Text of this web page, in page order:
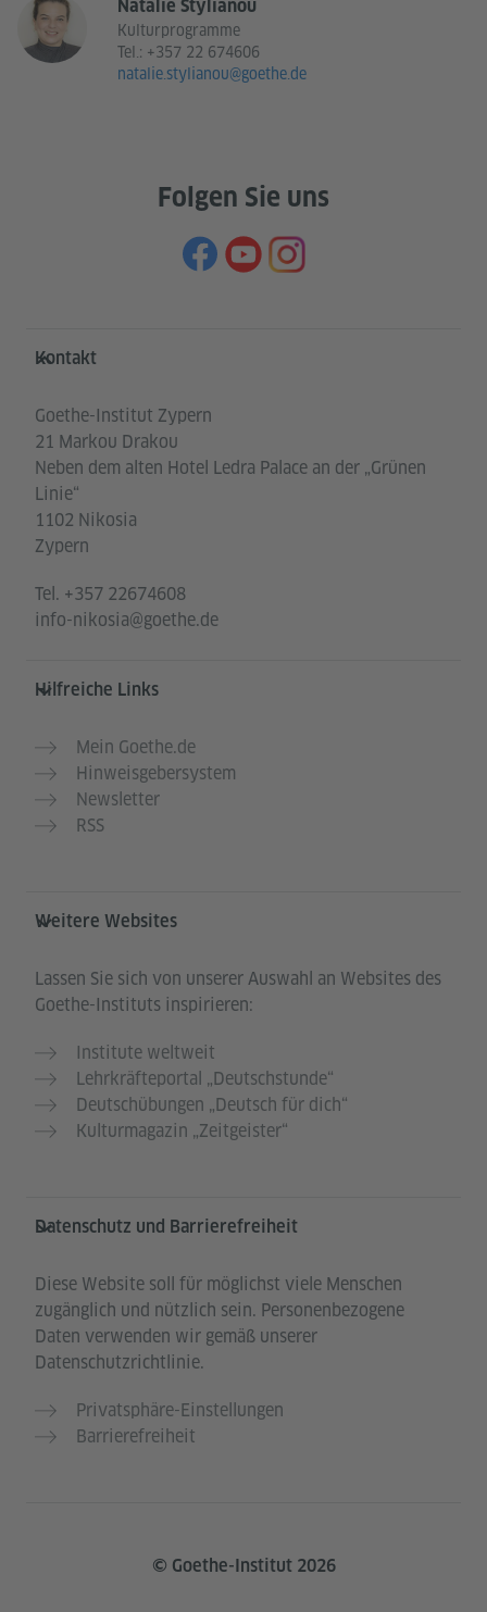
Natalie Stylianou
Kulturprogramme
Tel.: +357 22 674606
natalie.stylianou@goethe.de
Folgen Sie uns
Service- und Informationsbereich
Kontakt
Goethe-Institut Zypern
21 Markou Drakou
Neben dem alten Hotel Ledra Palace an der „Grünen
Linie“
1102 Nikosia
Zypern
Tel. +357 22674608
info-nikosia@goethe.de
Hilfreiche Links
Mein Goethe.de
Hinweisgebersystem
Newsletter
RSS
Weitere Websites
Lassen Sie sich von unserer Auswahl an Websites des
Goethe-Instituts inspirieren:
Institute weltweit
Lehrkräfteportal „Deutschstunde“
Deutschübungen „Deutsch für dich“
Kulturmagazin „Zeitgeister“
Datenschutz und Barrierefreiheit
Diese Website soll für möglichst viele Menschen
zugänglich und nützlich sein. Personenbezogene
Daten verwenden wir gemäß unserer
Datenschutzrichtlinie.
Privatsphäre-Einstellungen
Barrierefreiheit
© Goethe-Institut 2026